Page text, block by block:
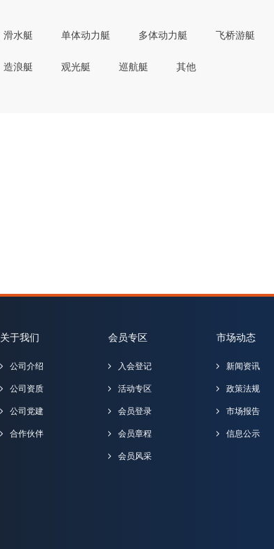
滑水艇 单体动力艇 多体动力艇 飞桥游艇
造浪艇 观光艇 巡航艇 其他
关于我们
公司介绍
公司资质
公司党建
合作伙伴
会员专区
入会登记
活动专区
会员登录
会员章程
会员风采
市场动态
新闻资讯
政策法规
市场报告
信息公示